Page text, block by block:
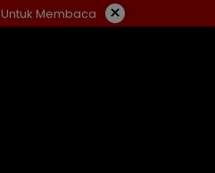
Membaca ×